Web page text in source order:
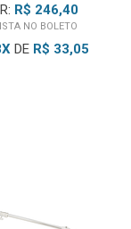
R$ 246,40
NO BOLETO
XDE R$ 33,05